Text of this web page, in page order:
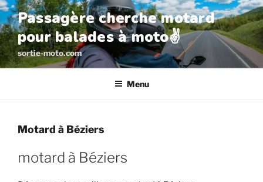
Aller
au
contenu
principal
Passagère cherche motard
pour balades à moto✌️
sortie-moto.com
Menu
Motard à Béziers
motard à Béziers